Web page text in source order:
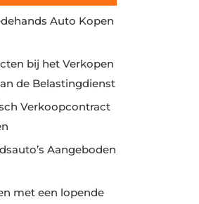
Auto Kopen
bij het Verkopen
de Belastingdienst
Verkoopcontract
Aangeboden
met een lopende